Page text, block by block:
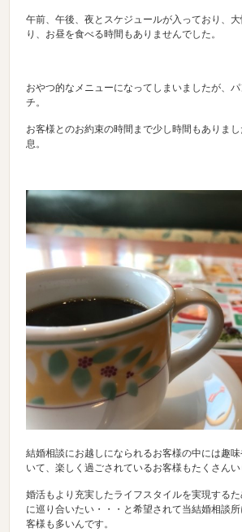
午前、午後、夜とスケジュールが入っており、
り、お昼を食べる時間もありませんでした。
おやつ的なメニューになってしまいましたが、
チ。
お客様とのお約束の時間まで少し時間もありま
息。
結婚相談にお越しになられるお客様の中には趣
いて、楽しく過ごされているお客様もたくさんい
婚活もより充実したライフスタイルを実現する
に巡り合いたい・・・と希望されて当結婚相談
客様も多いんです。